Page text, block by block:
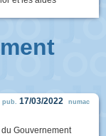
pub. 17/03/2022 numac
Gouvernement